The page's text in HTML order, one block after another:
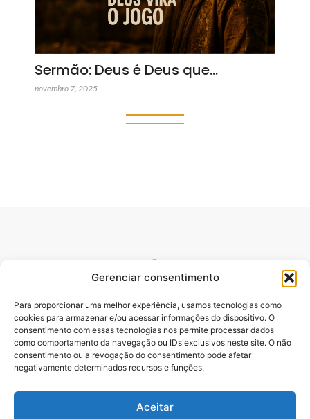
Gerenciar consentimento
Para proporcionar uma melhor experiência, usamos tecnologias como
cookies para armazenar e/ou acessar informações do dispositivo. O
consentimento com essas tecnologias nos permite processar dados
como comportamento da navegação ou IDs exclusivos neste site. O não
consentimento ou a revogação do consentimento pode afetar
negativamente determinados recursos e funções.
Aceitar
Sermão: Deus é Deus que…
novembro 7, 2025
Site oficial do pré lançamento do Livro Desbloqueando o
Emanuel Batista,.